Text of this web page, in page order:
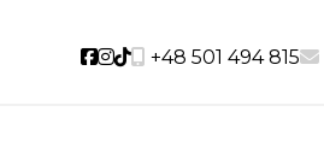
Social link
Social link
Social link
+48 501 494 815